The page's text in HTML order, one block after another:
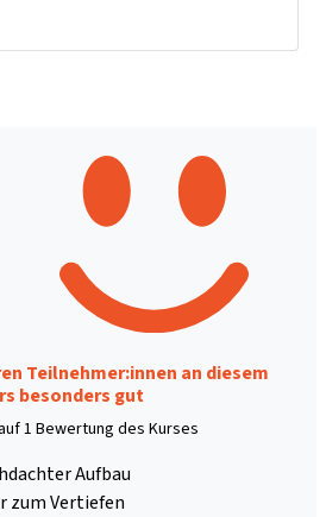
Teilnehmer:innen an diesem
besonders gut
1 Bewertung des Kurses
Aufbau
zum Vertiefen